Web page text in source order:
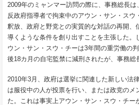
2009年のミャンマー訪問の際に、事務総長
反政府指導者で拘束中のアウン・サン・スウ
釈放、政府と野党との実質的な対話の再開、
導くような条件を創り出すことを主張した。
ウン・サン・スウ・チーは3年間の重労働の
後18カ月の自宅監禁に減刑されたが、事務総
2010年3月、政府は選挙に関連した新しい法
は服役中の人が投票を行い、または政党のメ
た。これは事実上アウン・サン・スウ・チー